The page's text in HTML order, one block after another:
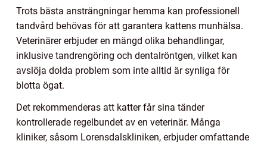
Trots bästa ansträngningar hemma kan professionell
tandvård behövas för att garantera kattens munhälsa.
Veterinärer erbjuder en mängd olika behandlingar,
inklusive tandrengöring och dentalröntgen, vilket kan
avslöja dolda problem som inte alltid är synliga för
blotta ögat.
Det rekommenderas att katter får sina tänder
kontrollerade regelbundet av en veterinär. Många
kliniker, såsom Lorensdalskliniken, erbjuder omfattande